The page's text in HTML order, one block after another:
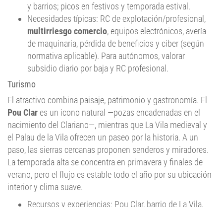
y barrios; picos en festivos y temporada estival.
Necesidades típicas: RC de explotación/profesional,
multirriesgo comercio, equipos electrónicos, avería
de maquinaria, pérdida de beneficios y ciber (según
normativa aplicable). Para autónomos, valorar
subsidio diario por baja y RC profesional.
Turismo
El atractivo combina paisaje, patrimonio y gastronomía. El
Pou Clar es un icono natural —pozas encadenadas en el
nacimiento del Clariano—, mientras que La Vila medieval y
el Palau de la Vila ofrecen un paseo por la historia. A un
paso, las sierras cercanas proponen senderos y miradores.
La temporada alta se concentra en primavera y finales de
verano, pero el flujo es estable todo el año por su ubicación
interior y clima suave.
Recursos y experiencias: Pou Clar, barrio de La Vila,